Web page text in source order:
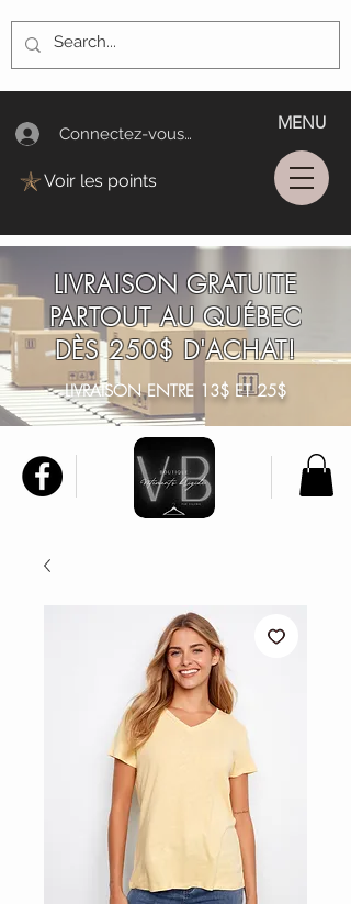
Connectez-vous/Log In
MENU
Voir les points
LIVRAISON GRATUITE
PARTOUT AU QUÉBEC
DÈS 250$ D'ACHAT!
LIVRAISON ENTRE 13$ ET 25$